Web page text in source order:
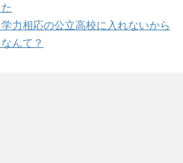
力相応の公立高校に入れないから
んて？